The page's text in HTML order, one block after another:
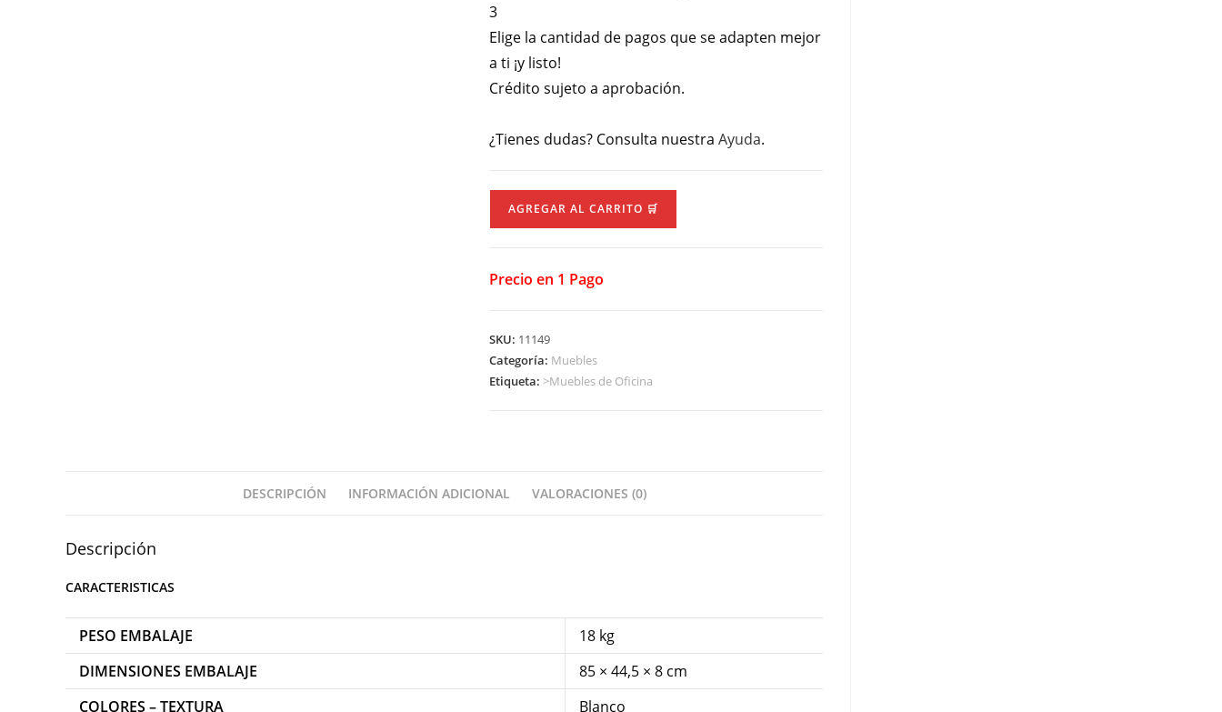
3
Elige la cantidad de pagos que se adapten mejor
a ti ¡y listo!
Crédito sujeto a aprobación.
¿Tienes dudas? Consulta nuestraAyuda.
Blanco
AGREGAR AL CARRITO 🛒
Precio en 1 Pago
SKU: 11149
Categoría: Muebles
Etiqueta:>Muebles de Oficina
DESCRIPCIÓN INFORMACIÓN ADICIONAL VALORACIONES (0)
Descripción
CARACTERISTICAS
PESO EMBALAJE
18 kg
DIMENSIONES EMBALAJE
85 × 44,5 × 8 cm
COLORES – TEXTURA
Blanco